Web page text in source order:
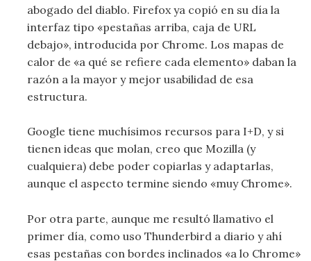
abogado del diablo. Firefox ya copió en su día la
interfaz tipo «pestañas arriba, caja de URL
debajo», introducida por Chrome. Los mapas de
calor de «a qué se refiere cada elemento» daban la
razón a la mayor y mejor usabilidad de esa
estructura.
Google tiene muchísimos recursos para I+D, y si
tienen ideas que molan, creo que Mozilla (y
cualquiera) debe poder copiarlas y adaptarlas,
aunque el aspecto termine siendo «muy Chrome».
Por otra parte, aunque me resultó llamativo el
primer día, como uso Thunderbird a diario y ahí
esas pestañas con bordes inclinados «a lo Chrome»